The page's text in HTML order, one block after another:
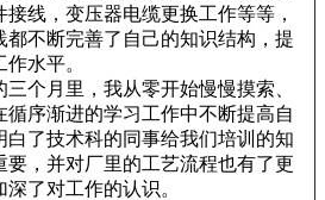
接线，变压器电缆更换工作等等，
都不断完善了自己的知识结构，提
水平。
个月里，我从零开始慢慢摸索、
循序渐进的学习工作中不断提高自
白了技术科的同事给我们培训的知
要，并对厂里的工艺流程也有了更
了对工作的认识。